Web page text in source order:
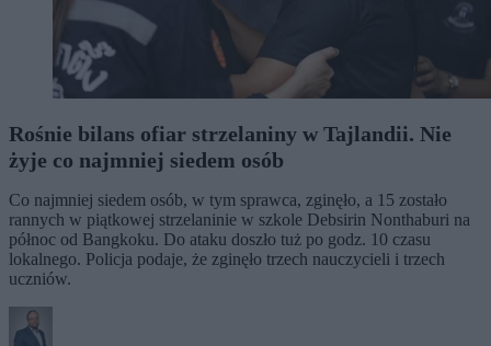
Rośnie bilans ofiar strzelaniny w Tajlandii. Nie
żyje co najmniej siedem osób
Co najmniej siedem osób, w tym sprawca, zginęło, a 15 zostało
rannych w piątkowej strzelaninie w szkole Debsirin Nonthaburi na
północ od Bangkoku. Do ataku doszło tuż po godz. 10 czasu
lokalnego. Policja podaje, że zginęło trzech nauczycieli i trzech
uczniów.